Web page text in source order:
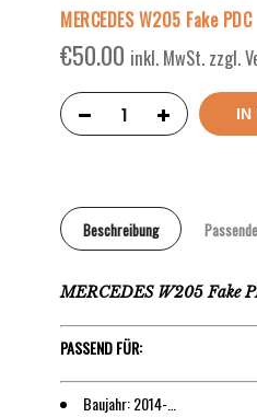
MERCEDES W205 Fake PDC
€50.00 inkl. MwSt. zzgl.
IN
Beschreibung
MERCEDES W205 Fake
PASSEND FÜR:
Baujahr: 2014-…